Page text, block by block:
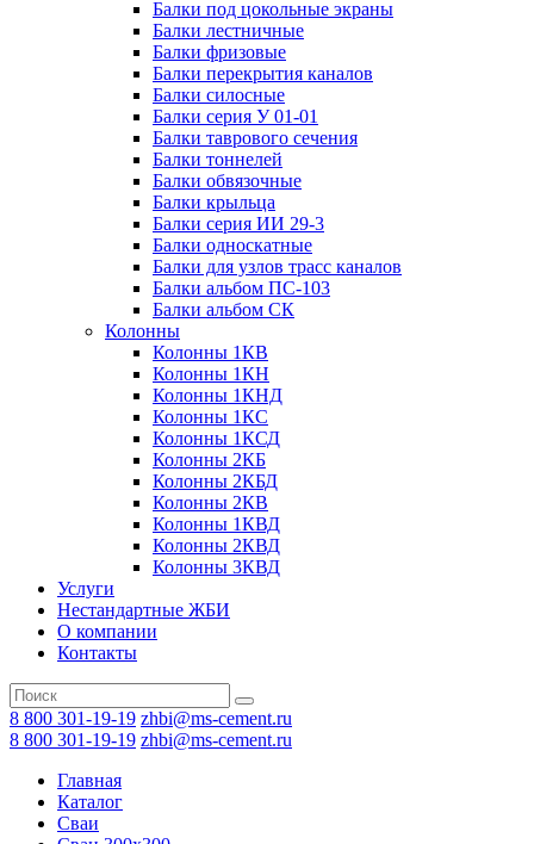
Балки под цокольные экраны
Балки лестничные
Балки фризовые
Балки перекрытия каналов
Балки силосные
Балки серия У 01-01
Балки таврового сечения
Балки тоннелей
Балки обвязочные
Балки крыльца
Балки серия ИИ 29-3
Балки односкатные
Балки для узлов трасс каналов
Балки альбом ПС-103
Балки альбом СК
Колонны
Колонны 1КВ
Колонны 1КН
Колонны 1КНД
Колонны 1КС
Колонны 1КСД
Колонны 2КБ
Колонны 2КБД
Колонны 2КВ
Колонны 1КВД
Колонны 2КВД
Колонны 3КВД
Услуги
Нестандартные ЖБИ
О компании
Контакты
8 800 301-19-19 zhbi@ms-cement.ru
8 800 301-19-19 zhbi@ms-cement.ru
Главная
Каталог
Сваи